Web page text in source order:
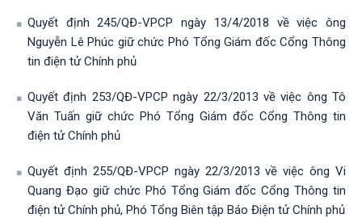
Quyết định 245/QĐ-VPCP ngày 13/4/2018 về việc ông
Nguyễn Lê Phúc giữ chức Phó Tổng Giám đốc Cổng Thông
tin điện tử Chính phủ
Quyết định 253/QĐ-VPCP ngày 22/3/2013 về việc ông Tô
Văn Tuấn giữ chức Phó Tổng Giám đốc Cổng Thông tin
điện tử Chính phủ
Quyết định 255/QĐ-VPCP ngày 22/3/2013 về việc ông Vi
Quang Đạo giữ chức Phó Tổng Giám đốc Cổng Thông tin
điện tử Chính phủ, Phó Tổng Biên tập Báo Điện tử Chính phủ